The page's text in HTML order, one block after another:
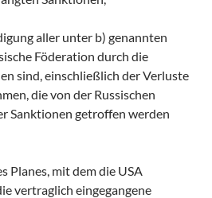
aller unter b) genannten
Föderation durch die
sind, einschließlich der Verluste
die von der Russischen
Sanktionen getroffen werden
Planes, mit dem die USA
vertraglich eingegangene